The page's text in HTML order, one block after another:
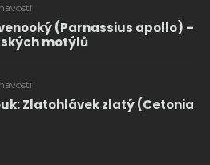
(Parnassius apollo) –
motýlů
Zlatohlávek zlatý (Cetonia